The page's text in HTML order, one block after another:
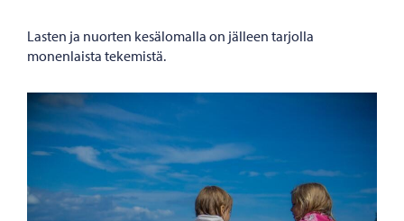
Lasten ja nuorten kesälomalla on jälleen tarjolla
monenlaista tekemistä.